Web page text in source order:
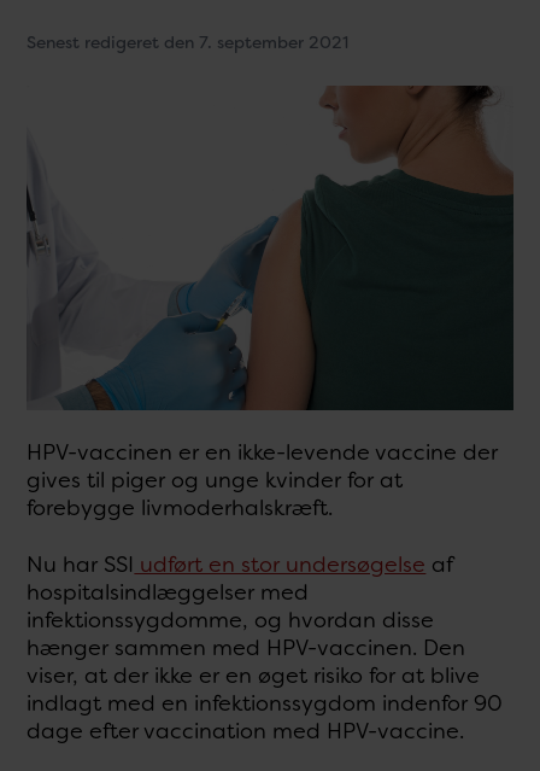
Senest redigeret den 7. september 2021
HPV-vaccinen er en ikke-levende vaccine der
gives til piger og unge kvinder for at
forebygge livmoderhalskræft.
Nu har SSI udført en stor undersøgelse af
hospitalsindlæggelser med
infektionssygdomme, og hvordan disse
hænger sammen med HPV-vaccinen. Den
viser, at der ikke er en øget risiko for at blive
indlagt med en infektionssygdom indenfor 90
dage efter vaccination med HPV-vaccine.